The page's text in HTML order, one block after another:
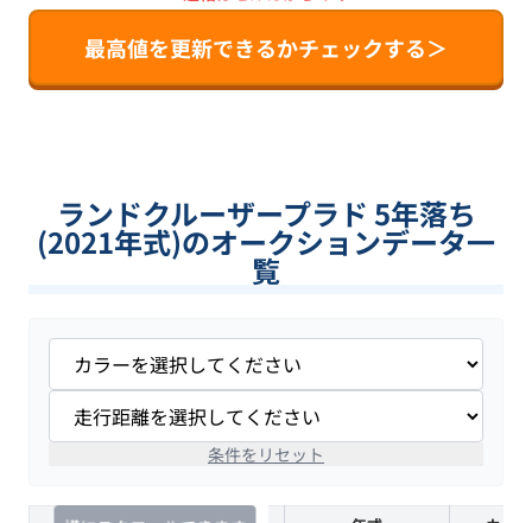
最高値を更新できるかチェックする＞
ランドクルーザープラド 5年落ち
(2021年式)のオークションデータ一
覧
条件をリセット